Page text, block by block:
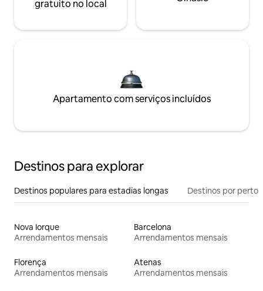
gratuito no local
Apartamento com serviços incluídos
Destinos para explorar
Destinos populares para estadias longas Destinos por perto
Nova Iorque
Arrendamentos mensais
Barcelona
Arrendamentos mensais
Florença
Arrendamentos mensais
Atenas
Arrendamentos mensais